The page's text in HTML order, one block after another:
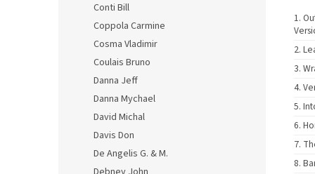
Conti Bill
Coppola Carmine
Cosma Vladimir
Coulais Bruno
Danna Jeff
Danna Mychael
David Michal
Davis Don
De Angelis G. & M.